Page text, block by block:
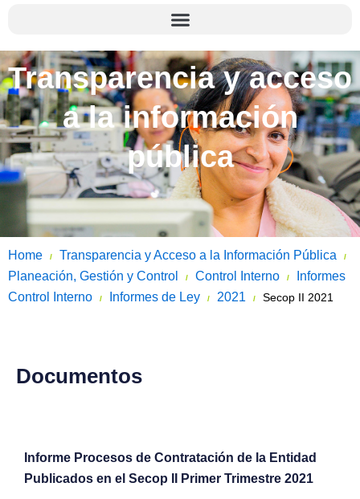
Transparencia y acceso
a la información
pública
Home / Transparencia y Acceso a la Información Pública /
Planeación, Gestión y Control / Control Interno /
Informes
Control Interno
/ Informes de Ley / 2021 / Secop II 2021
Documentos
Informe Procesos de Contratación de la Entidad
Publicados en el Secop II Primer Trimestre 2021